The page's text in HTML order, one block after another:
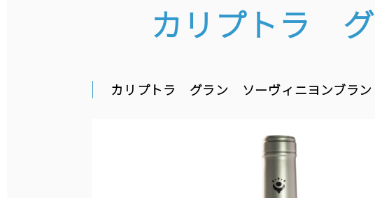
カリプトラ
カリプトラ グラン ソーヴィニヨンブラン